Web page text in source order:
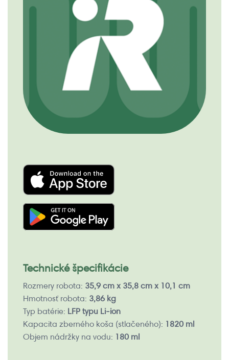
Technické špecifikácie
Rozmery robota: 35,9 cm x 35,8 cm x 10,1 cm
Hmotnosť robota: 3,86 kg
Typ batérie: LFP typu Li-ion
Kapacita zberného koša (stlačeného): 1820 ml
Objem nádržky na vodu: 180 ml